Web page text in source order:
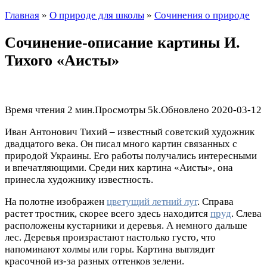
Главная » О природе для школы » Сочинения о природе
Сочинение-описание картины И.
Тихого «Аисты»
Время чтения 2 мин.Просмотры 5k.Обновлено 2020-03-12
Иван Антонович Тихий – известный советский художник
двадцатого века. Он писал много картин связанных с
природой Украины. Его работы получались интересными
и впечатляющими. Среди них картина «Аисты», она
принесла художнику известность.
На полотне изображен цветущий летний луг. Справа
растет тростник, скорее всего здесь находится пруд. Слева
расположены кустарники и деревья. А немного дальше
лес. Деревья произрастают настолько густо, что
напоминают холмы или горы. Картина выглядит
красочной из-за разных оттенков зелени.